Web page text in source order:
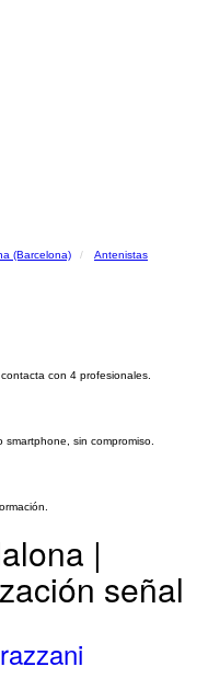
(Barcelona)
Antenistas
con 4 profesionales.
sin compromiso.
|
señal